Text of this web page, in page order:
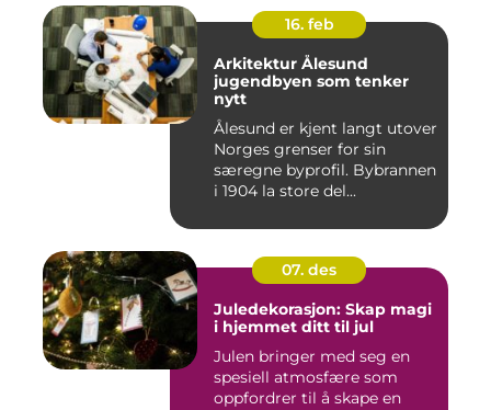
16. feb
Arkitektur Ålesund
jugendbyen som tenker
nytt
Ålesund er kjent langt utover
Norges grenser for sin
særegne byprofil. Bybrannen
i 1904 la store del...
07. des
Juledekorasjon: Skap magi
i hjemmet ditt til jul
Julen bringer med seg en
spesiell atmosfære som
oppfordrer til å skape en